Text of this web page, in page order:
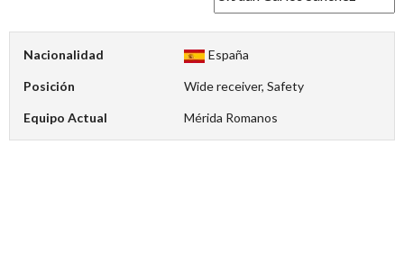
Nacionalidad España
Posición Wide receiver, Safety
Equipo Actual Mérida Romanos